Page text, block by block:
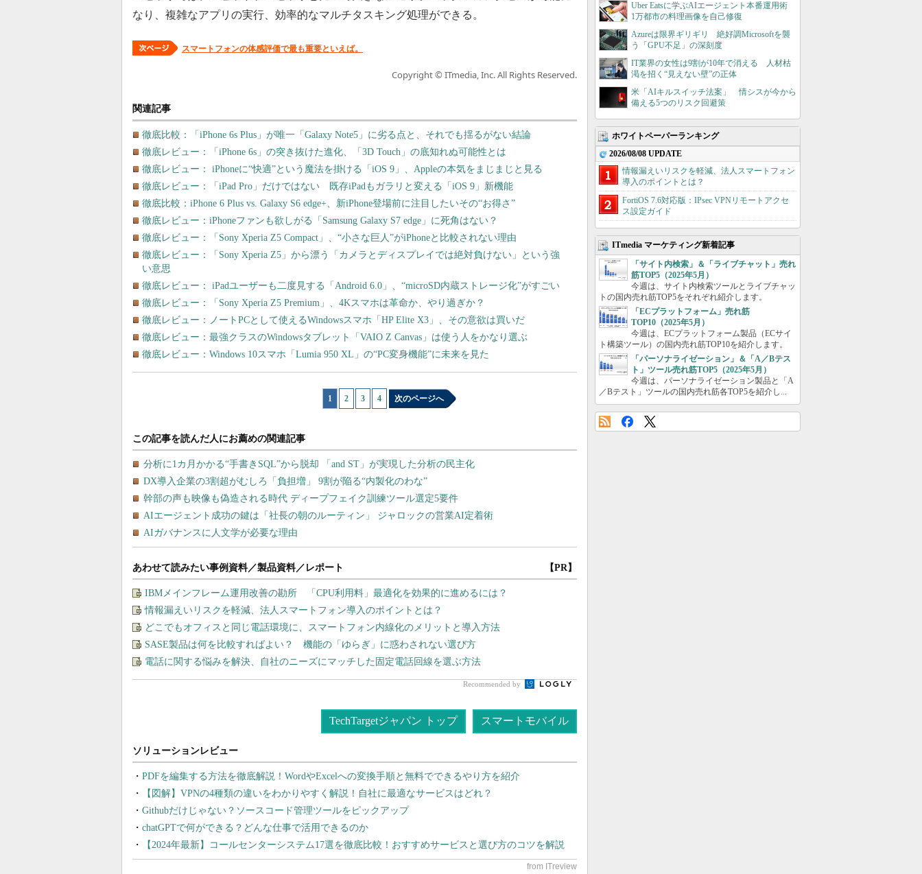
なり、複雑なアプリの実行、効率的なマルチタスキング処理ができる。
スマートフォンの体感評価で最も重要といえば。
Copyright © ITmedia, Inc. All Rights Reserved.
関連記事
徹底比較：「iPhone 6s Plus」が唯一「Galaxy Note5」に劣る点と、それでも揺るがない結論
徹底レビュー：「iPhone 6s」の突き抜けた進化、「3D Touch」の底知れぬ可能性とは
徹底レビュー： iPhoneに“快適”という魔法を掛ける「iOS 9」、Appleの本気をまじまじと見る
徹底レビュー：「iPad Pro」だけではない 既存iPadもガラリと変える「iOS 9」新機能
徹底比較：iPhone 6 Plus vs. Galaxy S6 edge+、新iPhone登場前に注目したいその“お得さ”
徹底レビュー：iPhoneファンも欲しがる「Samsung Galaxy S7 edge」に死角はない？
徹底レビュー：「Sony Xperia Z5 Compact」、“小さな巨人”がiPhoneと比較されない理由
徹底レビュー：「Sony Xperia Z5」から漂う「カメラとディスプレイでは絶対負けない」という強
い意思
徹底レビュー： iPadユーザーも二度見する「Android 6.0」、“microSD内蔵ストレージ化”がすごい
徹底レビュー：「Sony Xperia Z5 Premium」、4Kスマホは革命か、やり過ぎか？
徹底レビュー：ノートPCとして使えるWindowsスマホ「HP Elite X3」、その意欲は買いだ
徹底レビュー：最強クラスのWindowsタブレット「VAIO Z Canvas」は使う人をかなり選ぶ
徹底レビュー：Windows 10スマホ「Lumia 950 XL」の“PC変身機能”に未来を見た
1 2 3 4 次のページへ
あわせて読みたい事例資料／製品資料／レポート 【PR】
IBMメインフレーム運用改善の勘所 「CPU利用料」最適化を効果的に進めるには？
情報漏えいリスクを軽減、法人スマートフォン導入のポイントとは？
どこでもオフィスと同じ電話環境に、スマートフォン内線化のメリットと導入方法
SASE製品は何を比較すればよい？ 機能の「ゆらぎ」に惑わされない選び方
電話に関する悩みを解決、自社のニーズにマッチした固定電話回線を選ぶ方法
Recommended by
TechTargetジャパン トップ スマートモバイル
PDFを編集する方法を徹底解説！WordやExcelへの変換手順と無料でできるやり方を紹介
【図解】VPNの4種類の違いをわかりやすく解説！自社に最適なサービスはどれ？
Githubだけじゃない？ソースコード管理ツールをピックアップ
chatGPTで何ができる？どんな仕事で活用できるのか
【2024年最新】コールセンターシステム17選を徹底比較！おすすめサービスと選び方のコツを解説
Uber Eatsに学ぶAIエージェント本番運用術
1万都市の料理画像を自己修復
Azureは限界ギリギリ 絶好調Microsoftを襲
う「GPU不足」の深刻度
IT業界の女性は9割が10年で消える 人材枯
渇を招く“見えない壁”の正体
米「AIキルスイッチ法案」 情シスが今から
備える5つのリスク回避策
ホワイトペーパーランキング
2026/08/08 UPDATE
情報漏えいリスクを軽減、法人スマートフォン
導入のポイントとは？
FortiOS 7.6対応版：IPsec VPNリモートアクセ
ス設定ガイド
ITmedia マーケティング新着記事
「サイト内検索」＆「ライブチャット」売れ
筋TOP5（2025年5月）
今週は、サイト内検索ツールとライブチャッ
トの国内売れ筋TOP5をそれぞれ紹介します。
「ECプラットフォーム」売れ筋
TOP10（2025年5月）
今週は、ECプラットフォーム製品（ECサイ
ト構築ツール）の国内売れ筋TOP10を紹介します。
「パーソナライゼーション」＆「A／Bテス
ト」ツール売れ筋TOP5（2025年5月）
今週は、パーソナライゼーション製品と「A
／Bテスト」ツールの国内売れ筋各TOP5を紹介し...